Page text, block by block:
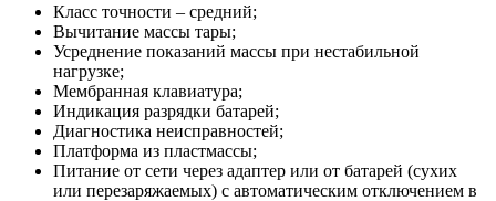
Класс точности – средний;
Вычитание массы тары;
Усреднение показаний массы при нестабильной
нагрузке;
Мембранная клавиатура;
Индикация разрядки батарей;
Диагностика неисправностей;
Платформа из пластмассы;
Питание от сети через адаптер или от батарей (сухих
или перезаряжаемых) с автоматическим отключением в